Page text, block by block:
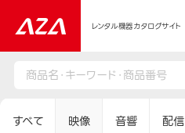
レンタル機器カタログサイト
すべて 映像 音響 配信